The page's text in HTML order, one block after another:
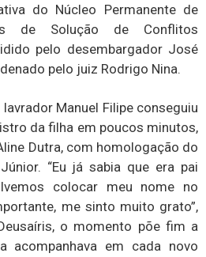
do Núcleo Permanente de
de Solução de Conflitos
pelo desembargador José
pelo juiz Rodrigo Nina.
Manuel Filipe conseguiu
da filha em poucos minutos,
Dutra, com homologação do
“Eu já sabia que era pai
colocar meu nome no
me sinto muito grato”,
o momento põe fim a
acompanhava em cada novo